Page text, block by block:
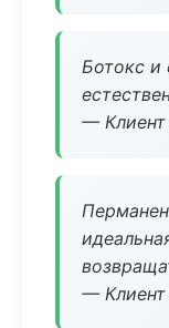
Ботокс
— Клиент
— Клиент